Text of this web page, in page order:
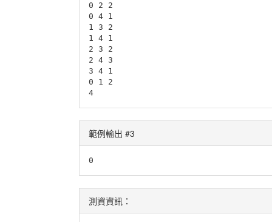
0 2 2
0 4 1
1 3 2
1 4 1
2 3 2
2 4 3
3 4 1
0 1 2
範例輸出 #3
測資資訊：